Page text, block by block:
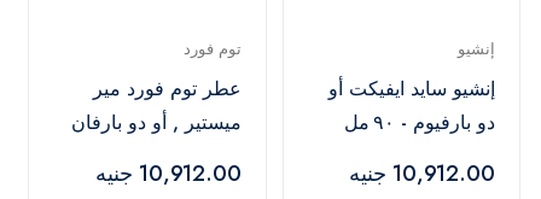
إنشيو
إنشيو سايد ايفيكت أو
دو بارفيوم - ٩٠ مل
10,912.00 جنيه
توم فورد
عطر توم فورد مير
ميستير , أو دو بارفان
10,912.00 جنيه